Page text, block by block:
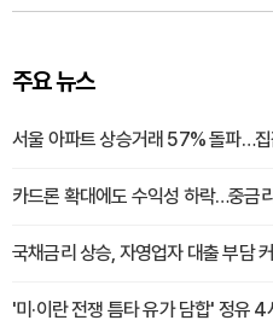
주요 뉴스
서울 아파트 상승거래 57% 돌파…
카드론 확대에도 수익성 하락…중금
국채금리 상승, 자영업자 대출 부담
'미·이란 전쟁 틈타 유가 담합' 정유